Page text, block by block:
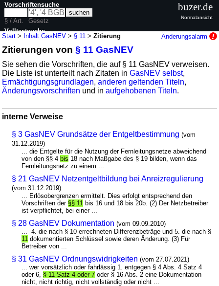
Start > Inhalt GasNEV > § 11 >Zitierung Änderungsalarm
Zitierungen von§ 11 GasNEV
Sie sehen die Vorschriften, die auf § 11 GasNEV verweisen.
Die Liste ist unterteilt nach Zitaten inGasNEV selbst,
Ermächtigungsgrundlagen,anderen geltenden Titeln,
Änderungsvorschriften und inaufgehobenen Titeln.
interne Verweise
§ 3 GasNEV Grundsätze der Entgeltbestimmung (vom
31.12.2019)
... die Entgelte für die Nutzung der Fernleitungsnetze abweichend
von den §§ 4bis 18 nach Maßgabe des § 19 bilden, wenn das
Fernleitungsnetz zu einem ...
§ 21 GasNEV Netzentgeltbildung bei Anreizregulierung
(vom 31.12.2019)
... Erlösobergrenzen ermittelt. Dies erfolgt entsprechend den
Vorschriften der §§ 11 bis 16 und 18 bis 20b. (2) Der Netzbetreiber
ist verpflichtet, bei einer ...
§ 28 GasNEV Dokumentation (vom 09.09.2010)
... 4. die nach § 10 errechneten Differenzbeträge und 5. die nach §
11 dokumentierten Schlüssel sowie deren Änderung. (3) Für
Betreiber von ...
§ 31 GasNEV Ordnungswidrigkeiten (vom 27.07.2021)
... wer vorsätzlich oder fahrlässig 1. entgegen § 4 Abs. 4 Satz 4
oder 6, § 11 Satz 4 oder 7 oder § 16 Abs. 2 eine Dokumentation
nicht, nicht richtig, nicht vollständig oder nicht ...
Vorschriftensuche
§ / Art.
Gesetz
Volltextsuche
nur in GasNEV
buzer.de
Normalansicht